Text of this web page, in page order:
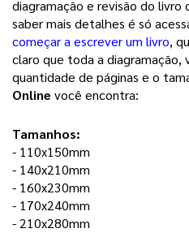
diagramação e revisão do
saber mais detalhes é só
começar a escrever um livro,
claro que toda a diagramação,
quantidade de páginas e o
Online você encontra:
Tamanhos:
- 110x150mm
- 140x210mm
- 160x230mm
- 170x240mm
- 210x280mm